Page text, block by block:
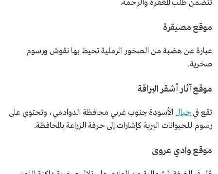
تتضمن طلب المغفرة والرحمة.
موقع مصيقرة
عبارة عن هضبة من الصخور الرملية تحيط بها نقوش ورسوم
صخرية.
موقع آثار أشقر البراقة
تقع في جبال الأسودة جنوب غربي محافظة الدوادمي، وتحتوي على
رسوم للحيوانات البرية كإشارات إلى حرفة الزراعة بالمحافظة.
موقع وادي عروى